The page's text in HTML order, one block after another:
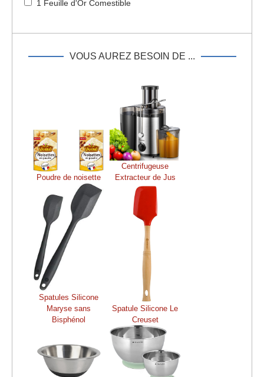
1 Feuille d'Or Comestible
VOUS AUREZ BESOIN DE ...
Poudre de noisette
Centrifugeuse
Extracteur de Jus
Spatules Silicone
Maryse sans
Bisphénol
Spatule Silicone Le
Creuset